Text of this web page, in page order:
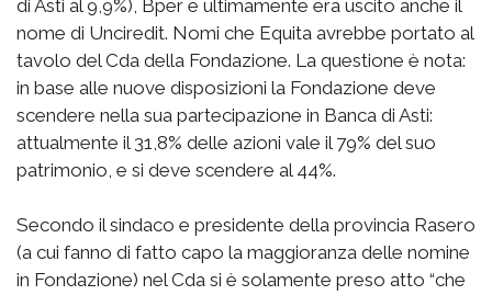
di Asti al 9,9%), Bper e ultimamente era uscito anche il
nome di Unciredit. Nomi che Equita avrebbe portato al
tavolo del Cda della Fondazione. La questione è nota:
in base alle nuove disposizioni la Fondazione deve
scendere nella sua partecipazione in Banca di Asti:
attualmente il 31,8% delle azioni vale il 79% del suo
patrimonio, e si deve scendere al 44%.
Secondo il sindaco e presidente della provincia Rasero
(a cui fanno di fatto capo la maggioranza delle nomine
in Fondazione) nel Cda si è solamente preso atto “che